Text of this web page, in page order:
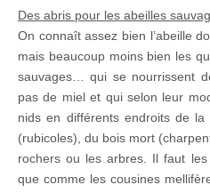
Des abris pour les abeilles
On connaît assez bien l’abeille
mais beaucoup moins bien les
sauvages… qui se nourrissent
pas de miel et qui selon leur
nids en différents endroits de
(rubicoles), du bois mort
rochers ou les arbres. Il faut
que comme les cousines